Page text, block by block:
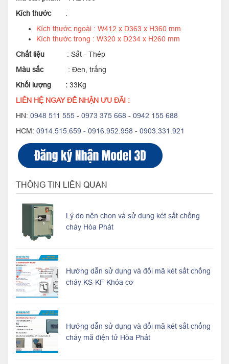
Kích thước
:
Kích thước ngoài : W412 x D363 x H360 mm
Kích thước trong : W320 x D234 x H260 mm
Chất liệu
: Sắt - Thép
Màu sắc
: Đen, trắng
Khối lượng : 33Kg
LIÊN HỆ NGAY ĐỂ NHẬN ƯU ĐÃI :
HN: 0948 511 555 - 0973 375 668 - 0942 155 688
HCM: 0914.515.659 - 0916.952.958 - 0903.331.921
THÔNG TIN LIÊN QUAN
Lý do nên chọn và sử dụng két sắt chống
cháy Hòa Phát
Hướng dẫn sử dụng và đổi mã két sắt chống
cháy KS-KF Khóa cơ
Hướng dẫn sử dụng và đổi mã két sắt chống
cháy mã điện tử Hòa Phát